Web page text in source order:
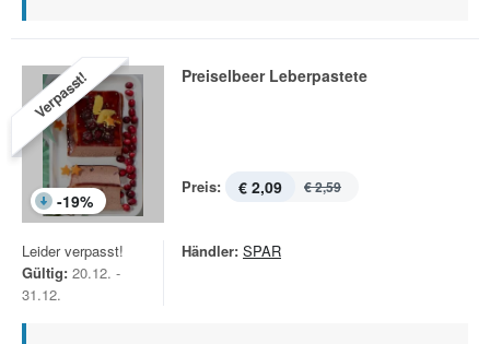
Verpasst!
-19%
Preiselbeer Leberpastete
Preis: € 2,09 € 2,59
Leider verpasst!
Gültig: 20.12. -
31.12.
Händler: SPAR